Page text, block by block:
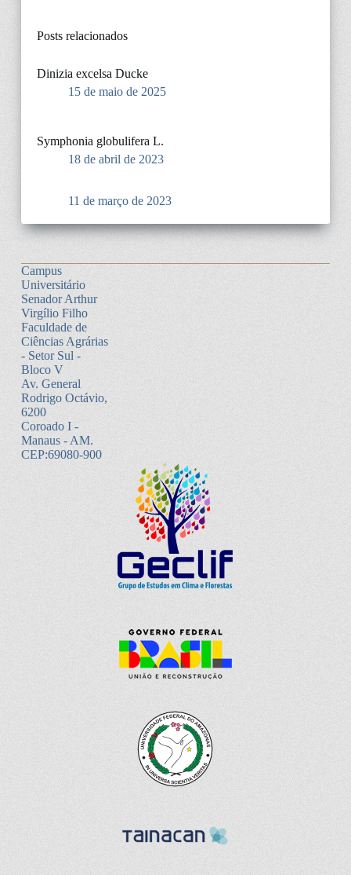
Posts relacionados
Dinizia excelsa Ducke
15 de maio de 2025
Symphonia globulifera L.
18 de abril de 2023
11 de março de 2023
Campus
Universitário
Senador Arthur
Virgílio Filho
Faculdade de
Ciências Agrárias
- Setor Sul -
Bloco V
Av. General
Rodrigo Octávio,
6200
Coroado I -
Manaus - AM.
CEP:69080-900